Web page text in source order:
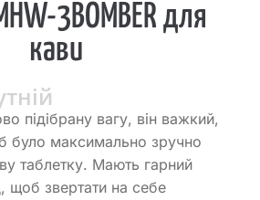
3BOMBER для
кави
підібрану вагу, він важкий,
було максимально зручно
таблетку. Мають гарний
щоб звертати на себе